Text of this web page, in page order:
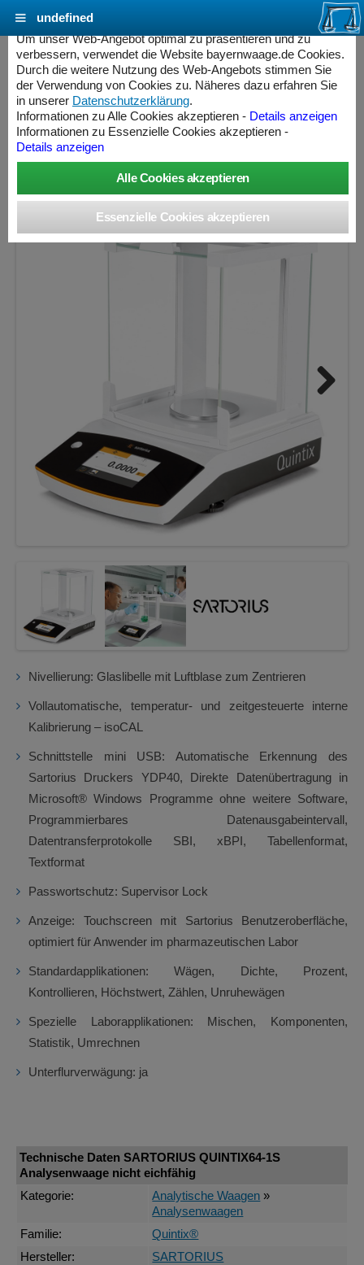
SARTORIUS QUINTIX64-1S Analysenwaage
nicht eichfähig
» Produkt nicht mehr lieferbar «
Wägebereich: 60 g, Ablesbarkeit: 0,0001 g, nicht eichfähig
Nivellierung: Glaslibelle mit Luftblase zum Zentrieren
Vollautomatische, temperatur- und zeitgesteuerte interne
Kalibrierung – isoCAL
Schnittstelle mini USB: Automatische Erkennung des
Sartorius Druckers YDP40, Direkte Datenübertragung in
Microsoft® Windows Programme ohne weitere Software,
Programmierbares Datenausgabeintervall,
Datentransferprotokolle SBI, xBPI, Tabellenformat,
Textformat
Passwortschutz: Supervisor Lock
Anzeige: Touchscreen mit Sartorius Benutzeroberfläche,
optimiert für Anwender im pharmazeutischen Labor
Standardapplikationen: Wägen, Dichte, Prozent,
Kontrollieren, Höchstwert, Zählen, Unruhewägen
Spezielle Laborapplikationen: Mischen, Komponenten,
Statistik, Umrechnen
Unterflurverwägung: ja
Technische Daten SARTORIUS QUINTIX64-1S
Analysenwaage nicht eichfähig
Kategorie:
Analytische Waagen »
Analysenwaagen
Familie:
Quintix®
Hersteller:
SARTORIUS
Cookie Einstellungen - bayernwaage.de
Um unser Web-Angebot optimal zu präsentieren und zu
verbessern, verwendet die Website bayernwaage.de Cookies.
Durch die weitere Nutzung des Web-Angebots stimmen Sie
der Verwendung von Cookies zu. Näheres dazu erfahren Sie
in unserer Datenschutzerklärung.
Informationen zu Alle Cookies akzeptieren - Details anzeigen
Informationen zu Essenzielle Cookies akzeptieren -
Details anzeigen
undefined